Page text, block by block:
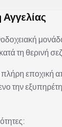
τη θερινή
εποχική
την